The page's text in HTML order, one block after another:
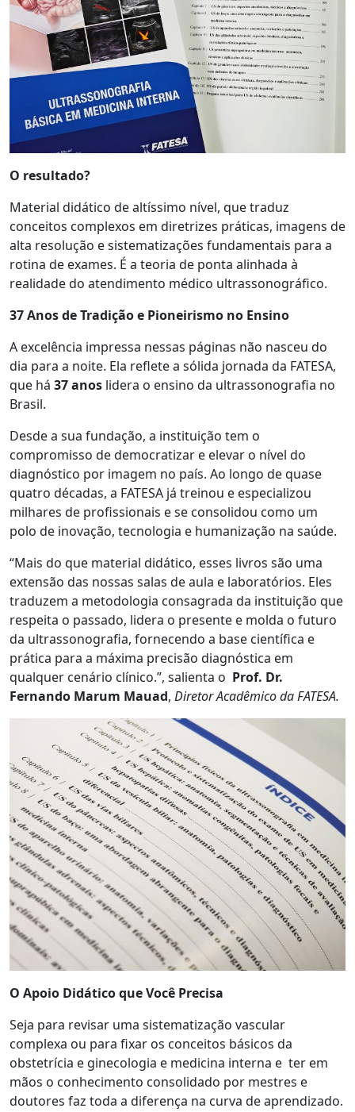
O resultado?
Material didático de altíssimo nível, que traduz
conceitos complexos em diretrizes práticas, imagens de
alta resolução e sistematizações fundamentais para a
rotina de exames. É a teoria de ponta alinhada à
realidade do atendimento médico ultrassonográfico.
37 Anos de Tradição e Pioneirismo no Ensino
A excelência impressa nessas páginas não nasceu do
dia para a noite. Ela reflete a sólida jornada da FATESA,
que há 37 anos lidera o ensino da ultrassonografia no
Brasil.
Desde a sua fundação, a instituição tem o
compromisso de democratizar e elevar o nível do
diagnóstico por imagem no país. Ao longo de quase
quatro décadas, a FATESA já treinou e especializou
milhares de profissionais e se consolidou como um
polo de inovação, tecnologia e humanização na saúde.
“Mais do que material didático, esses livros são uma
extensão das nossas salas de aula e laboratórios. Eles
traduzem a metodologia consagrada da instituição que
respeita o passado, lidera o presente e molda o futuro
da ultrassonografia, fornecendo a base científica e
prática para a máxima precisão diagnóstica em
qualquer cenário clínico.”, salienta o Prof. Dr.
Fernando Marum Mauad, Diretor Acadêmico da FATESA.
O Apoio Didático que Você Precisa
Seja para revisar uma sistematização vascular
complexa ou para fixar os conceitos básicos da
obstetrícia e ginecologia e medicina interna e ter em
mãos o conhecimento consolidado por mestres e
doutores faz toda a diferença na curva de aprendizado.